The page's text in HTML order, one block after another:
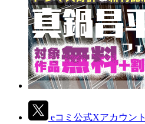
eコミ公式Xアカウント